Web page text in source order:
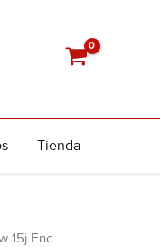
Tienda
15j Enc